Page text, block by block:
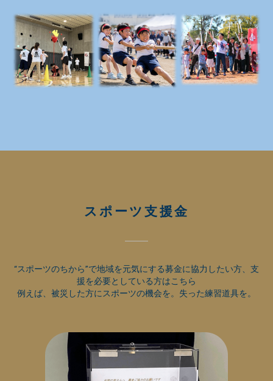
スポーツ支援金
“スポーツのちから”で地域を元気にする募金に協力したい方、支
援を必要としている方はこちら
例えば、被災した方にスポーツの機会を。失った練習道具を。